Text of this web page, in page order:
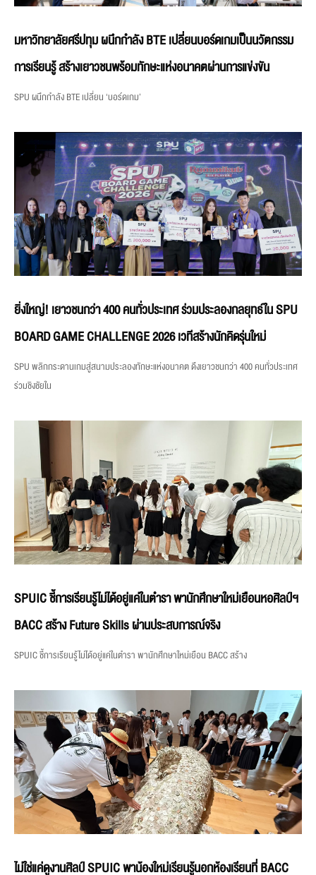
มหาวิทยาลัยศรีปทุม ผนึกกำลัง BTE เปลี่ยนบอร์ดเกมเป็นนวัตกรรม
การเรียนรู้ สร้างเยาวชนพร้อมทักษะแห่งอนาคตผ่านการแข่งขัน
SPU ผนึกกำลัง BTE เปลี่ยน ‘บอร์ดเกม’
ยิ่งใหญ่! เยาวชนกว่า 400 คนทั่วประเทศ ร่วมประลองกลยุทธ์ใน SPU
BOARD GAME CHALLENGE 2026 เวทีสร้างนักคิดรุ่นใหม่
SPU พลิกกระดานเกมสู่สนามประลองทักษะแห่งอนาคต ดึงเยาวชนกว่า 400 คนทั่วประเทศ
ร่วมชิงชัยใน
SPUIC ชี้การเรียนรู้ไม่ได้อยู่แค่ในตำรา พานักศึกษาใหม่เยือนหอศิลป์ฯ
BACC สร้าง Future Skills ผ่านประสบการณ์จริง
SPUIC ชี้การเรียนรู้ไม่ได้อยู่แค่ในตำรา พานักศึกษาใหม่เยือน BACC สร้าง
ไม่ใช่แค่ดูงานศิลป์ SPUIC พาน้องใหม่เรียนรู้นอกห้องเรียนที่ BACC